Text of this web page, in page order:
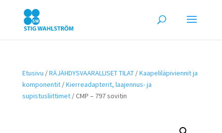
Etusivu /RÄJÄHDYSVAARALLISET TILAT/Kaapeliläpiviennit ja
komponentit/Kierreadapterit, laajennus- ja
supistusliittimet/ CMP – 797 sovitin